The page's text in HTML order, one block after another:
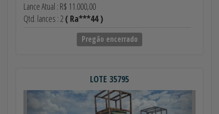
Lance Atual : R$ 11.000,00
Qtd. lances : 2 ( Ra***44 )
Pregão encerrado
LOTE 35795
Anterior Próximo